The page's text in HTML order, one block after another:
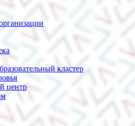
кластер
центр